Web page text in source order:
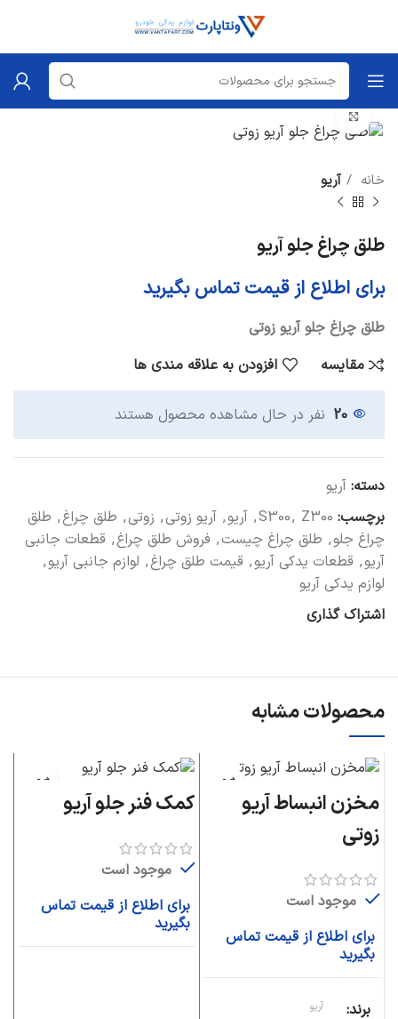
خانه آریو
طلق چراغ جلو آریو
برای اطلاع از قیمت تماس بگیرید
طلق چراغ جلو آریو زوتی
مقایسه
افزودن به علاقه مندی ها
20 نفر در حال مشاهده محصول هستند
دسته: آریو
برچسب:
S300, Z300
, آریو, آریو زوتی, زوتی, طلق چراغ, طلق
چراغ جلو, طلق چراغ چیست, فروش طلق چراغ, قطعات جانبی
آریو, قطعات یدکی آریو, قیمت طلق چراغ, لوازم جانبی آریو,
لوازم یدکی آریو
اشتراک گذاری
محصولات مشابه
مخزن انبساط آریو
زوتی
موجود است
برای اطلاع از قیمت تماس
بگیرید
برند آریو
کمک فنر جلو آریو
موجود است
برای اطلاع از قیمت تماس
بگیرید